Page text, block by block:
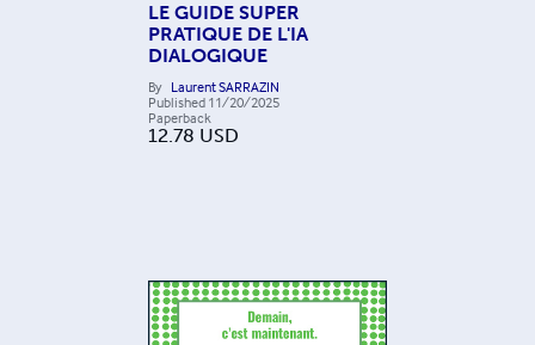
LE GUIDE SUPER
PRATIQUE DE L'IA
DIALOGIQUE
By Laurent SARRAZIN
Published 11/20/2025
Paperback
12.78 USD